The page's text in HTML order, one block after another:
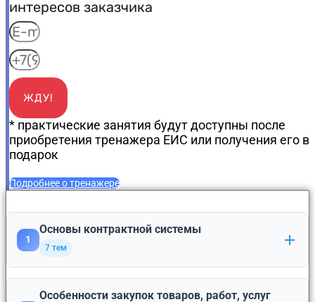
интересов заказчика
ЖДУ!
* практические занятия будут доступны после
приобретения тренажера ЕИС или получения его в
подарок
Подробнее о тренажере
1
Основы контрактной системы
7 тем
Изменения в законодательстве о контрактной
Особенности закупок товаров, работ, услуг